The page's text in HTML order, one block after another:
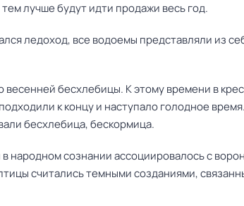
лучше будут идти продажи весь год.
ледоход, все водоемы представляли из
весенней бесхлебицы. К этому времени в
к концу и наступало голодное
бесхлебица, бескормица.
народном сознании ассоциировалось с
считались темными созданиями,